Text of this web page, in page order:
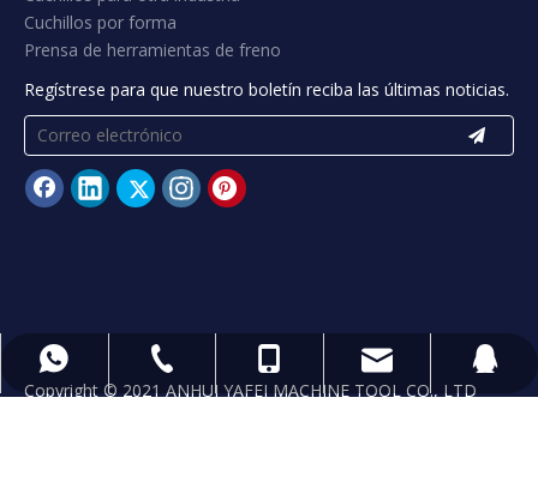
Cuchillos por forma
Prensa de herramientas de freno
Regístrese para que nuestro boletín reciba las últimas noticias.
Copyright © 2021 ANHUI YAFEI MACHINE TOOL CO., LTD
+ 86 13965541302
+865556071185
+ 86 13965541302
yafeiblade@hotmail.com
89406822